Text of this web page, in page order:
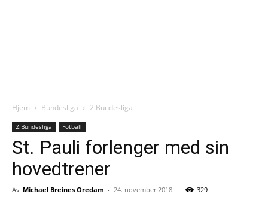
Hjem Bundesliga 2.Bundesliga
2.Bundesliga Fotball
St. Pauli forlenger med sin
hovedtrener
Av Michael Breines Oredam - 24. november 2018 329